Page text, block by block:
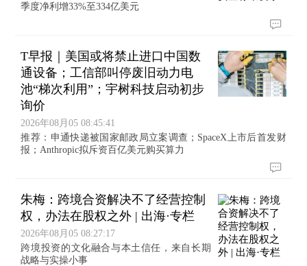
季度净利增33%至334亿美元
T早报｜美国或将禁止进口中国数
通设备；工信部叫停废旧动力电
池“梯次利用”；宇树科技启动初步
询价
2026年08月05 08:45:41
推荐：申通快递被国家邮政局立案调查；SpaceX上市后首发财
报；Anthropic拟斥资百亿美元购买算力
朱梅：跨境合资解决不了经营控制
权，办法在股权之外 | 出海·专栏
2026年08月05 08:27:17
跨境投资的文化融合与本土信任，来自长期
战略与实操小事